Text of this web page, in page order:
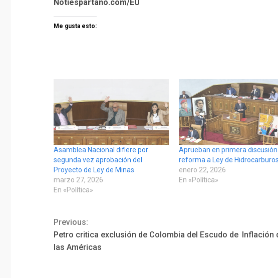
Notiespartano.com/EU
Me gusta esto:
Asamblea Nacional difiere por
segunda vez aprobación del
Proyecto de Ley de Minas
marzo 27, 2026
En «Política»
Aprueban en primera discusión
reforma a Ley de Hidrocarburos
enero 22, 2026
En «Política»
Continue
Reading
Previous:
Petro critica exclusión de Colombia del Escudo de
las Américas
Inflación